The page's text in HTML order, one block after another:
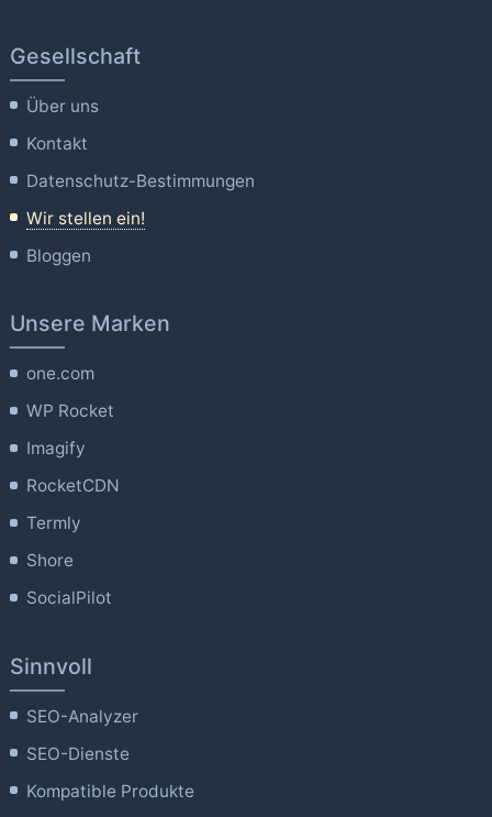
Gesellschaft
Über uns
Kontakt
Datenschutz-Bestimmungen
Wir stellen ein!
Bloggen
Unsere Marken
one.com
WP Rocket
Imagify
RocketCDN
Termly
Shore
SocialPilot
Sinnvoll
SEO-Analyzer
SEO-Dienste
Kompatible Produkte